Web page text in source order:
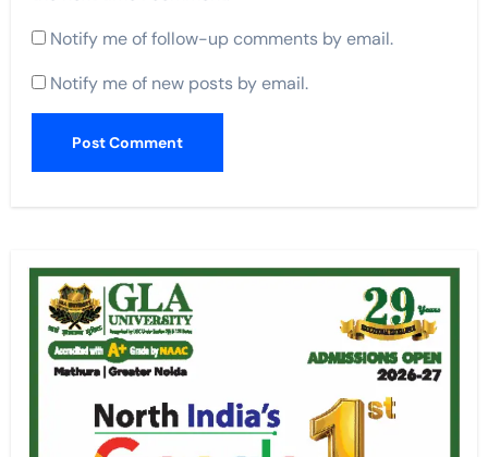
Notify me of follow-up comments by email.
Notify me of new posts by email.